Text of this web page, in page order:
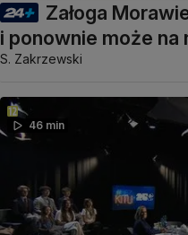
Załoga
i ponownie może na
S. Zakrzewski
46 min